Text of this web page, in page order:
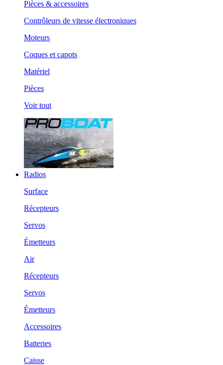
Pièces & accessoires
Contrôleurs de vitesse électroniques
Moteurs
Coques et capots
Matériel
Pièces
Voir tout
Radios
Surface
Récepteurs
Servos
Émetteurs
Air
Récepteurs
Servos
Émetteurs
Accessoires
Batteries
Caisse